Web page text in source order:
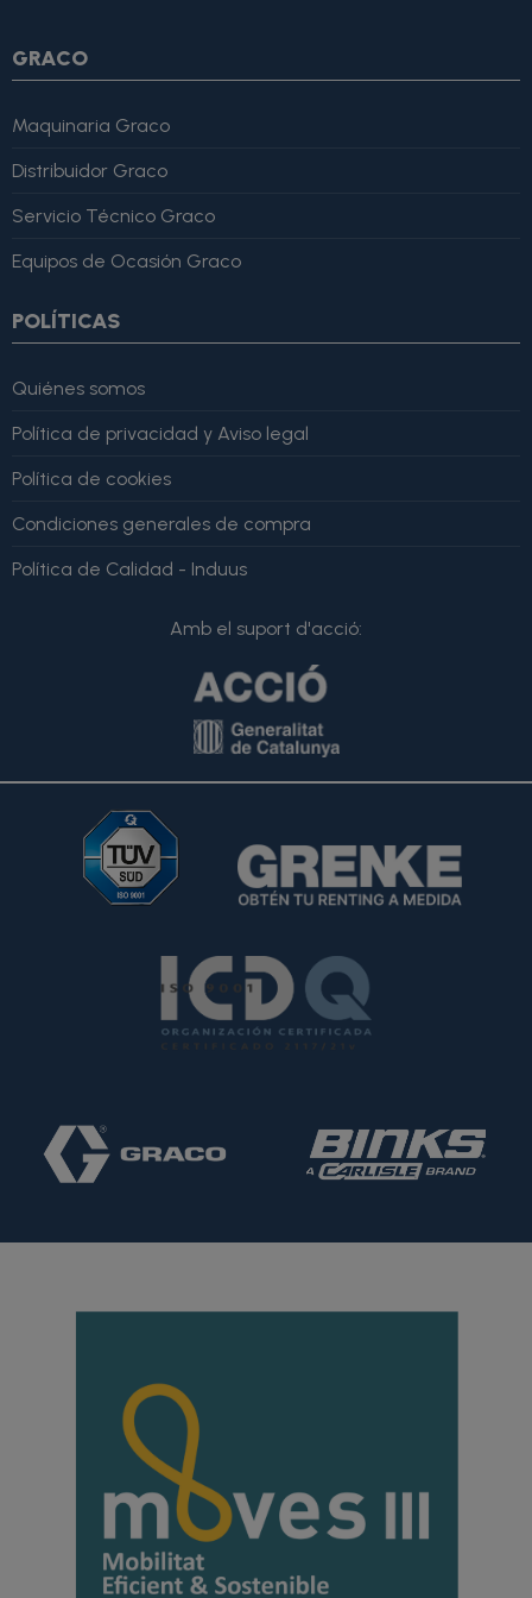
GRACO
Maquinaria Graco
Distribuidor Graco
Servicio Técnico Graco
Equipos de Ocasión Graco
POLÍTICAS
Quiénes somos
Política de privacidad y Aviso legal
Política de cookies
Condiciones generales de compra
Política de Calidad - Induus
Amb el suport d'acció: